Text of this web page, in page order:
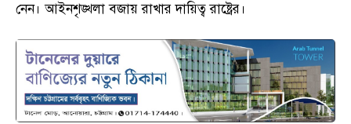
নেন। আইনশৃঙ্খলা বজায় রাখার দায়িত্ব রাষ্ট্রের।